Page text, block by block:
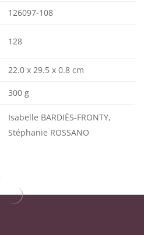
126097-108
128
22.0 x 29.5 x 0.8 cm
300 g
Isabelle BARDIÈS-FRONTY,
Stéphanie ROSSANO